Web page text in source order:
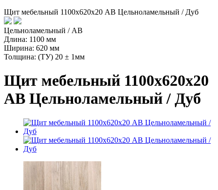
Щит мебельный 1100х620х20 АВ Цельноламельный / Дуб
Цельноламельный / AB
Длина: 1100 мм
Ширина: 620 мм
Толщина: (ТУ) 20 ± 1мм
Щит мебельный 1100х620х20
АВ Цельноламельный / Дуб